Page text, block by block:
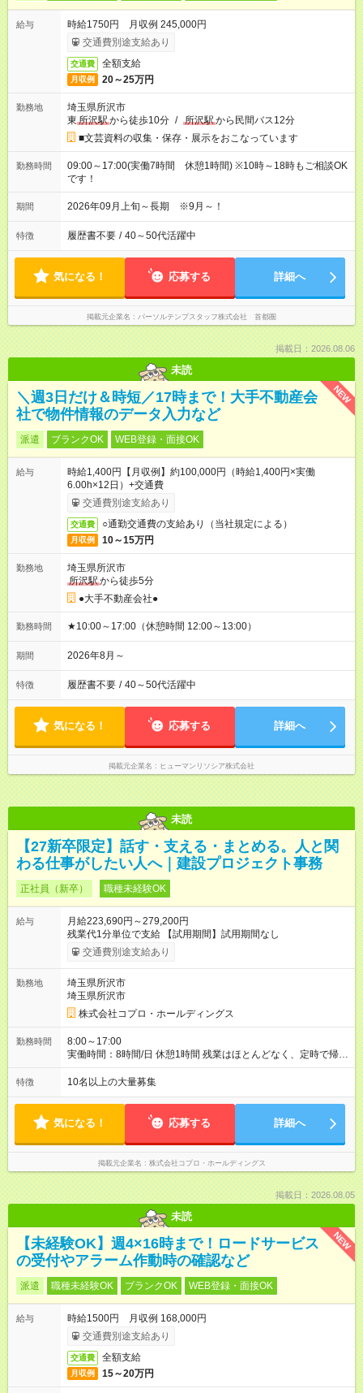
給与
時給1750円 月収例 245,000円
交通費別途支給あり
交通費 全額支給
月収例 20～25万円
勤務地
埼玉県所沢市
東 所沢駅から徒歩10分 / 所沢駅から民間バス12分
■文芸資料の収集・保存・展示をおこなっています
勤務時間
09:00～17:00(実働7時間 休憩1時間) ※10時～18時もご相談OK
です！
期間 2026年09月上旬～長期 ※9月～！
特徴 履歴書不要 / 40～50代活躍中
気になる！ 応募する 詳細へ
掲載元企業名 パーソルテンプスタッフ株式会社 首都圏
掲載日：2026.08.06
未読
NEW
＼週3日だけ＆時短／17時まで！大手不動産会
社で物件情報のデータ入力など
派遣 ブランクOK WEB登録・面接OK
給与
時給1,400円【月収例】約100,000円（時給1,400円×実働
6.00h×12日）+交通費
交通費別途支給あり
交通費 ○通勤交通費の支給あり（当社規定による）
月収例 10～15万円
勤務地
埼玉県所沢市
所沢駅から徒歩5分
●大手不動産会社●
勤務時間 ★10:00～17:00（休憩時間 12:00～13:00）
期間 2026年8月～
特徴 履歴書不要 / 40～50代活躍中
気になる！ 応募する 詳細へ
掲載元企業名 ヒューマンリソシア株式会社
未読
【27新卒限定】話す・支える・まとめる。人と関
わる仕事がしたい人へ｜建設プロジェクト事務
正社員（新卒） 職種未経験OK
給与
月給223,690円～279,200円
残業代1分単位で支給 【試用期間】試用期間なし
交通費別途支給あり
勤務地
埼玉県所沢市
埼玉県所沢市
株式会社コプロ・ホールディングス
勤務時間
8:00～17:00
実働時間：8時間/日 休憩1時間 残業はほとんどなく、定時で帰れ
る日が多い働き方です。 毎日の業務は進捗管理や事務が中心な
ので、 「今日やるべき仕事」が終われば、自然と区切りをつけ
方を大切にしています。
特徴 10名以上の大量募集
気になる！ 応募する 詳細へ
掲載元企業名 株式会社コプロ・ホールディングス
掲載日：2026.08.05
未読
NEW
【未経験OK】週4×16時まで！ロードサービス
の受付やアラーム作動時の確認など
派遣 職種未経験OK ブランクOK WEB登録・面接OK
給与
時給1500円 月収例 168,000円
交通費別途支給あり
交通費 全額支給
月収例 15～20万円